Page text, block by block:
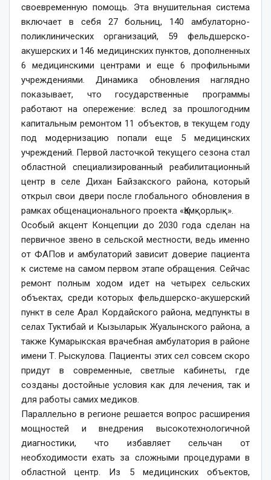
своевременную помощь. Эта внушительная система
включает в себя 27 больниц, 140 амбулаторно-
поликлинических организаций, 59 фельдшерско-
акушерских и 146 медицинских пунктов, дополненных
6 медицинскими центрами и еще 6 профильными
учреждениями. Динамика обновления наглядно
показывает, что государственные программы
работают на опережение: вслед за прошлогодним
капитальным ремонтом 11 объектов, в текущем году
под модернизацию попали еще 5 медицинских
учреждений. Первой ласточкой текущего сезона стал
областной специализированный реабилитационный
центр в селе Дихан Байзакского района, который
открыл свои двери после глобального обновления в
рамках общенационального проекта «Қамқорлық».
Особый акцент Концепции до 2030 года сделан на
первичное звено в сельской местности, ведь именно
от ФАПов и амбулаторий зависит доверие пациента
к системе на самом первом этапе обращения. Сейчас
ремонт полным ходом идет на четырех сельских
объектах, среди которых фельдшерско-акушерский
пункт в селе Арал Кордайского района, медпункты в
селах Туктибай и Кызыларык Жуалынского района, а
также Кумарыкская врачебная амбулатория в районе
имени Т. Рыскулова. Пациенты этих сел совсем скоро
придут в современные, светлые кабинеты, где
созданы достойные условия как для лечения, так и
для работы самих медиков.
Параллельно в регионе решается вопрос расширения
мощностей и внедрения высокотехнологичной
диагностики, что избавляет сельчан от
необходимости ехать за сложными процедурами в
областной центр. Из 5 медицинских объектов,